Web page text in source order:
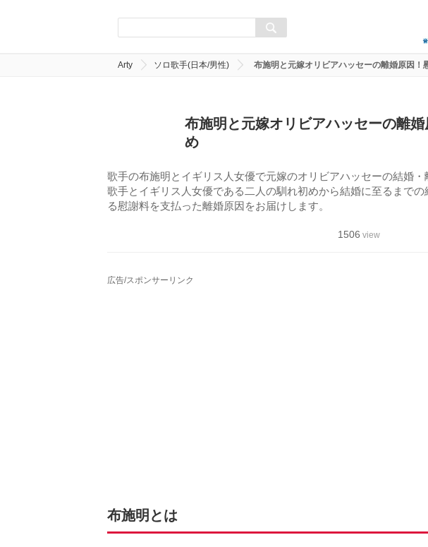
Arty ソロ歌手(日本/男性) 布施明と元嫁オリビアハッセーの離婚原因！
布施明と元嫁オリビアハッセーの離
め
歌手の布施明とイギリス人女優で元嫁のオリビアハッセーの結婚
歌手とイギリス人女優である二人の馴れ初めから結婚に至るまで
る慰謝料を支払った離婚原因をお届けします。
1506 view
広告/スポンサーリンク
布施明とは